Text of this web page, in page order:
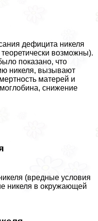
дефицита никеля
теоретически возможны).
показано, что
никеля, вызывают
матерей и
снижение
(вредные условия
никеля в окружающей